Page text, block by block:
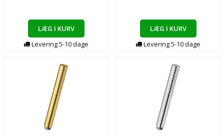
LÆG I KURV
Levering5-10dage
LÆG I KURV
Levering5-10dage